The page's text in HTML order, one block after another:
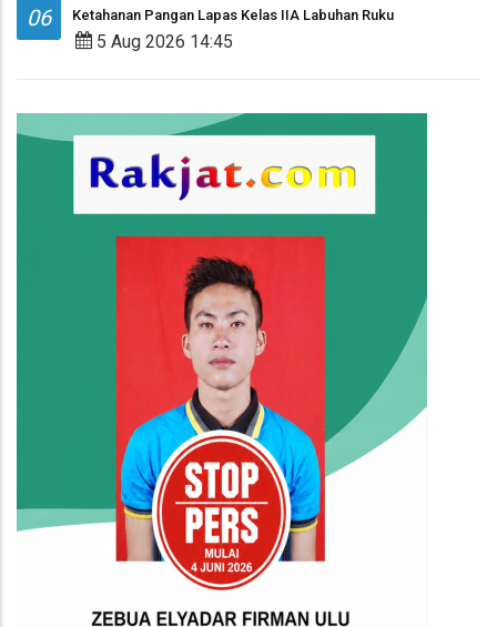
06
Ketahanan Pangan Lapas Kelas IIA Labuhan Ruku
5 Aug 2026 14:45